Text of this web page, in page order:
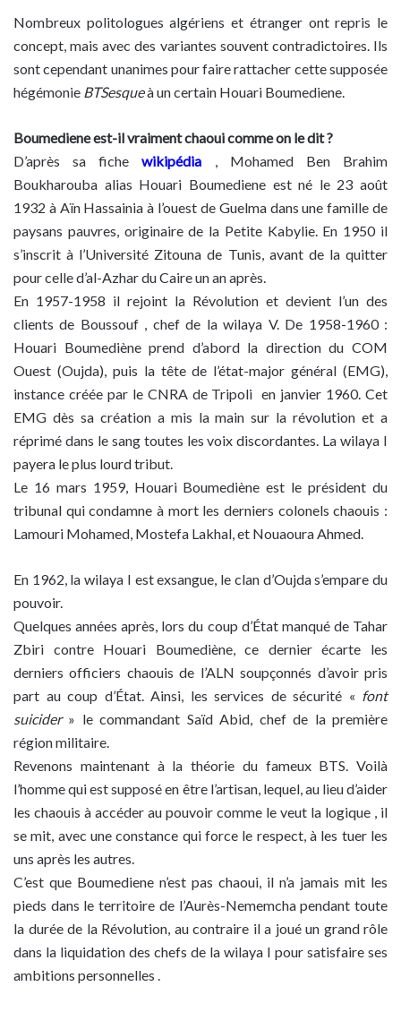
Nombreux politologues algériens et étranger ont repris le
concept, mais avec des variantes souvent contradictoires. Ils
sont cependant unanimes pour faire rattacher cette supposée
hégémonie BTSesqueà un certain Houari Boumediene.
Boumediene est-il vraiment chaoui comme on le dit ?
D’après sa fichewikipédia , Mohamed Ben Brahim
Boukharouba alias Houari Boumediene est né le 23 août
1932 à Aïn Hassainia à l’ouest de Guelma dans une famille de
paysans pauvres, originaire de la Petite Kabylie. En 1950 il
s’inscrit à l’Université Zitouna de Tunis, avant de la quitter
pour celle d’al-Azhar du Caire un an après.
En 1957-1958 il rejoint la Révolution et devient l’un des
clients de Boussouf , chef de la wilaya V. De 1958-1960 :
Houari Boumediène prend d’abord la direction du COM
Ouest (Oujda), puis la tête de l’état-major général (EMG),
instance créée par le CNRA de Tripoli en janvier 1960. Cet
EMG dès sa création a mis la main sur la révolution et a
réprimé dans le sang toutes les voix discordantes. La wilaya I
payera le plus lourd tribut.
Le 16 mars 1959, Houari Boumediène est le président du
tribunal qui condamne à mort les derniers colonels chaouis :
Lamouri Mohamed, Mostefa Lakhal, et Nouaoura Ahmed.
En 1962, la wilaya I est exsangue, le clan d’Oujda s’empare du
pouvoir.
Quelques années après, lors du coup d’État manqué de Tahar
Zbiri contre Houari Boumediène, ce dernier écarte les
derniers officiers chaouis de l’ALN soupçonnés d’avoir pris
part au coup d’État. Ainsi, les services de sécurité « font
suicider» le commandant Saïd Abid, chef de la première
région militaire.
Revenons maintenant à la théorie du fameux BTS. Voilà
l’homme qui est supposé en être l’artisan, lequel, au lieu d’aider
les chaouis à accéder au pouvoir comme le veut la logique , il
se mit, avec une constance qui force le respect, à les tuer les
uns après les autres.
C’est que Boumediene n’est pas chaoui, il n’a jamais mit les
pieds dans le territoire de l’Aurès-Nememcha pendant toute
la durée de la Révolution, au contraire il a joué un grand rôle
dans la liquidation des chefs de la wilaya I pour satisfaire ses
ambitions personnelles .